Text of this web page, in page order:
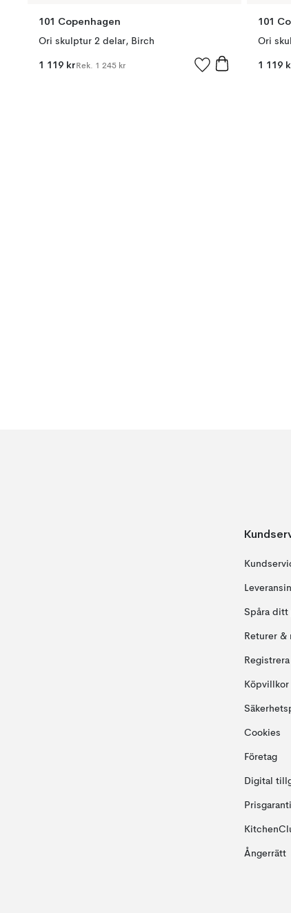
101 Copenhagen
Ori skulptur 2 delar, Birch
1 119 kr Rek. 1 245 kr
101
Ori
1 119
Spåra ditt
Returer &
Köpvillkor
Cookies
Företag
Digital
Prisgaranti
Ångerrätt